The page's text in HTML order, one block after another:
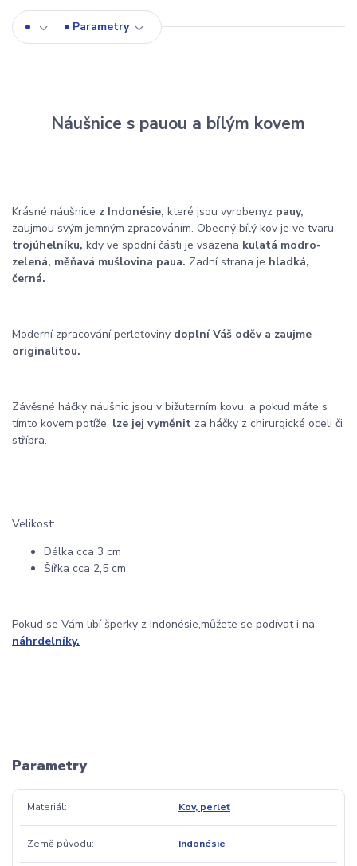
Parametry
Náušnice s pauou a bílým kovem
Krásné náušnice z Indonésie, které jsou vyrobenyz pauy,
zaujmou svým jemným zpracováním. Obecný bílý kov je ve tvaru
trojúhelníku, kdy ve spodní části je vsazena kulatá modro-
zelená, měňavá mušlovina paua. Zadní strana je hladká,
černá.
Moderní zpracování perleťoviny doplní Váš oděv a zaujme
originalitou.
Závěsné háčky náušnic jsou v bižuterním kovu, a pokud máte s
tímto kovem potíže, lze jej vyměnit za háčky z chirurgické oceli či
stříbra.
Velikost:
Délka cca 3 cm
Šířka cca 2,5 cm
Pokud se Vám líbí šperky z Indonésie,můžete se podívat i na
náhrdelníky.
Parametry
Materiál Kov, perleť
Země původu Indonésie